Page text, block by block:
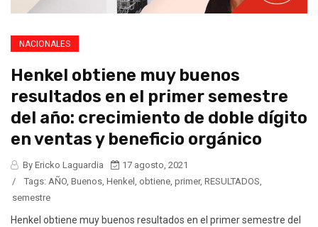
NACIONALES
Henkel obtiene muy buenos
resultados en el primer semestre
del año: crecimiento de doble dígito
en ventas y beneficio orgánico
By Ericko Laguardia
17 agosto, 2021
/
Tags: AÑO, Buenos, Henkel , obtiene, primer, RESULTADOS,
semestre
Henkel obtiene muy buenos resultados en el primer semestre del